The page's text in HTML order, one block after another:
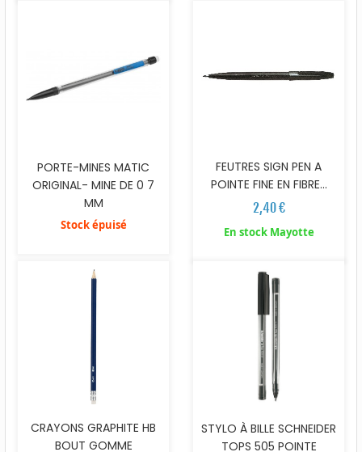
PORTE-MINES MATIC
ORIGINAL- MINE DE 0 7
MM
Stock épuisé
FEUTRES SIGN PEN A
POINTE FINE EN FIBRE...
2,40 €
En stock Mayotte
CRAYONS GRAPHITE HB
BOUT GOMME
STYLO À BILLE SCHNEIDER
TOPS 505 POINTE